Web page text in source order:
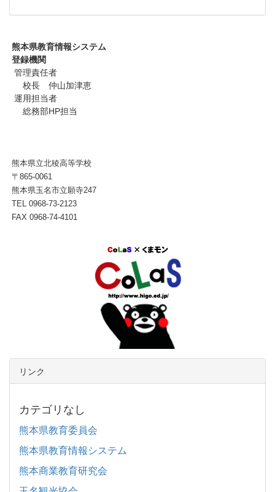
熊本県教育情報システム
登録機関
管理責任者
校長 仲山加津恵
運用担当者
総務部HP担当
熊本県立北稜高等学校
〒865-0061
熊本県玉名市立願寺247
TEL 0968-73-2123
FAX 0968-74-4101
リンク
カテゴリなし
熊本県教育委員会
熊本県教育情報システム
熊本商業教育研究会